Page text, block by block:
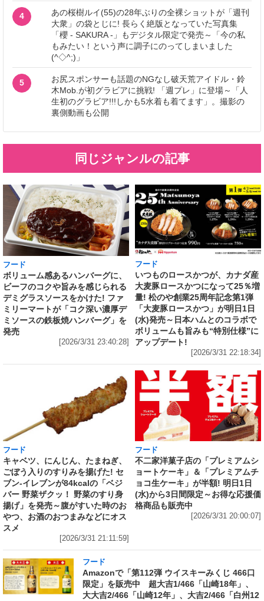
4
あの桜樹ルイ(55)の28年ぶりの全裸ショットが「週刊
大衆」の袋とじに! 長らく絶版となっていた写真集
「櫻 - SAKURA -」もデジタル限定で発売～「今の私
もみたい！という声に調子にのってしまいました
(^◇^;)」
5
お尻スポンサーも話題のNGなし破天荒アイドル・鈴
木Mob.が初グラビアに挑戦! 「週プレ」に登場～「人
生初のグラビア!!!しかも5水着も着てます」。撮影の
裏側動画も公開
同じジャンルの記事
フード
ボリューム感あるハンバーグに、
ビーフのコクや旨みを感じられる
デミグラスソースをかけた! ファ
ミリーマートが「コク深い濃厚デ
ミソースの鉄板焼ハンバーグ」を
発売
[2026/3/31 23:40:28]
フード
いつものロースかつが、カナダ産
大麦豚ロースかつになって25％増
量! 松のや創業25周年記念第1弾
「大麦豚ロースかつ」が明日1日
(水)発売～日本ハムとのコラボで
ボリュームも旨みも“特別仕様”に
アップデート!
[2026/3/31 22:18:34]
フード
キャベツ、にんじん、たまねぎ、
ごぼう入りのすりみを揚げた! セ
ブン‐イレブンが84kcalの「ベジ
バー 野菜ザクッ！ 野菜のすり身
揚げ」を発売～腹がすいた時のお
やつ、お酒のおつまみなどにオス
スメ
[2026/3/31 21:11:59]
フード
不二家洋菓子店の「プレミアムシ
ョートケーキ」＆「プレミアムチ
ョコ生ケーキ」が半額! 明日1日
(水)から3日間限定～お得な応援価
格商品も販売中
[2026/3/31 20:00:07]
フード
Amazonで「第112弾 ウイスキーみくじ 466口
限定」を販売中 超大吉1/466「山崎18年」、
大大吉2/466「山崎12年」、大吉2/466「白州12